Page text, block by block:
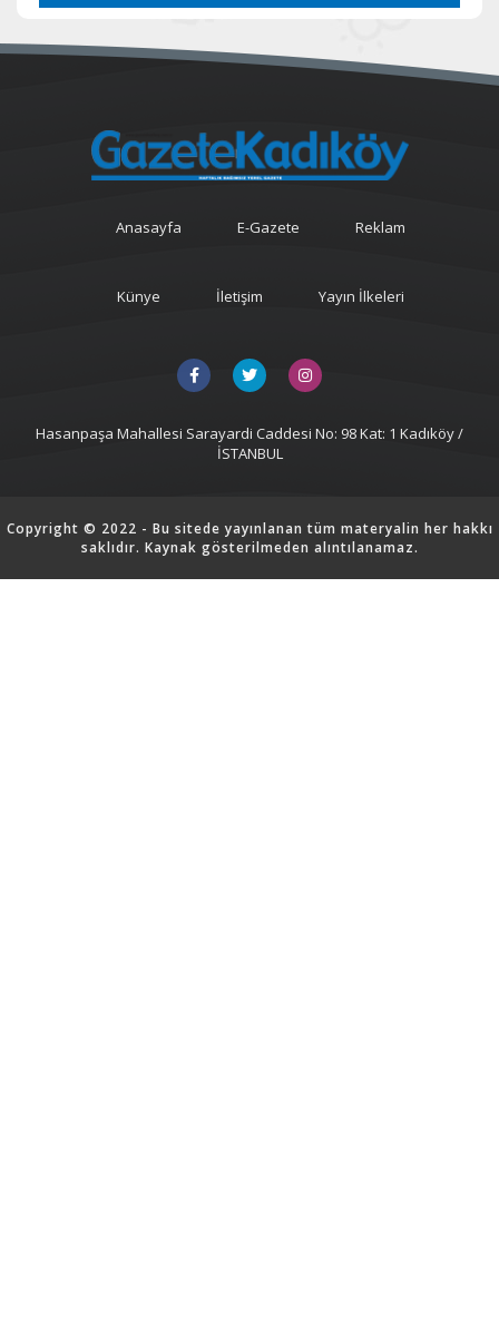
Anasayfa E-Gazete Reklam
Künye İletişim Yayın İlkeleri
Hasanpaşa Mahallesi Sarayardi Caddesi No: 98 Kat: 1 Kadıköy /
İSTANBUL
Copyright © 2022 - Bu sitede yayınlanan tüm materyalin her hakkı
saklıdır. Kaynak gösterilmeden alıntılanamaz.